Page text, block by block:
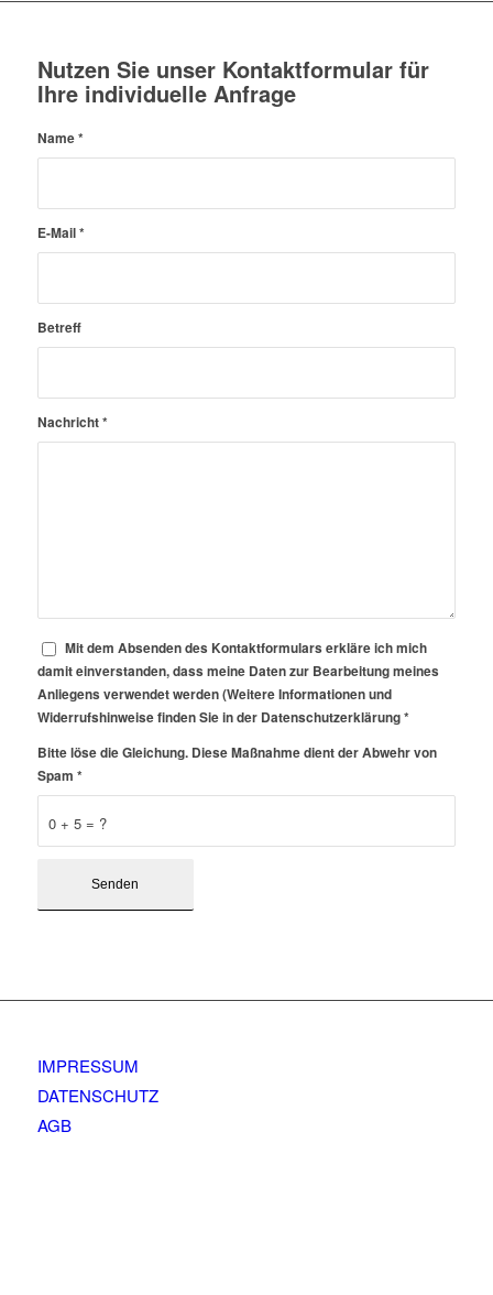
Nutzen Sie unser Kontaktformular für
Ihre individuelle Anfrage
Name*
E-Mail*
Betreff
Nachricht*
Mit dem Absenden des Kontaktformulars erkläre ich mich
damit einverstanden, dass meine Daten zur Bearbeitung meines
Anliegens verwendet werden (Weitere Informationen und
Widerrufshinweise finden Sie in der Datenschutzerklärung*
0 + 5 = ?
Bitte löse die Gleichung. Diese Maßnahme dient der Abwehr von
Spam *
IMPRESSUM
DATENSCHUTZ
AGB